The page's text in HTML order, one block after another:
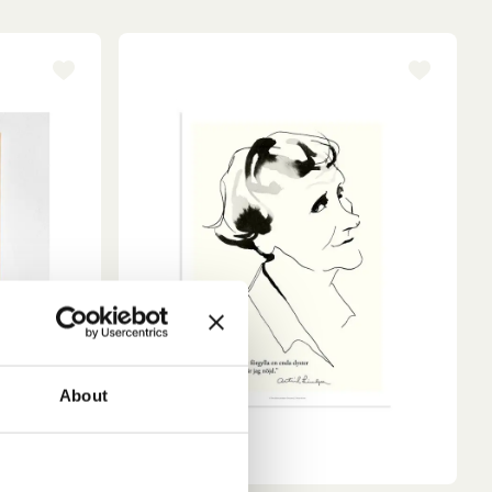
About